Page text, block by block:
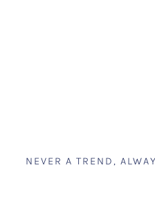
NEVER A TREND,